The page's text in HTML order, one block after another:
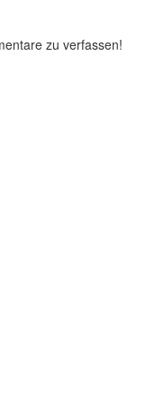
zu verfassen!